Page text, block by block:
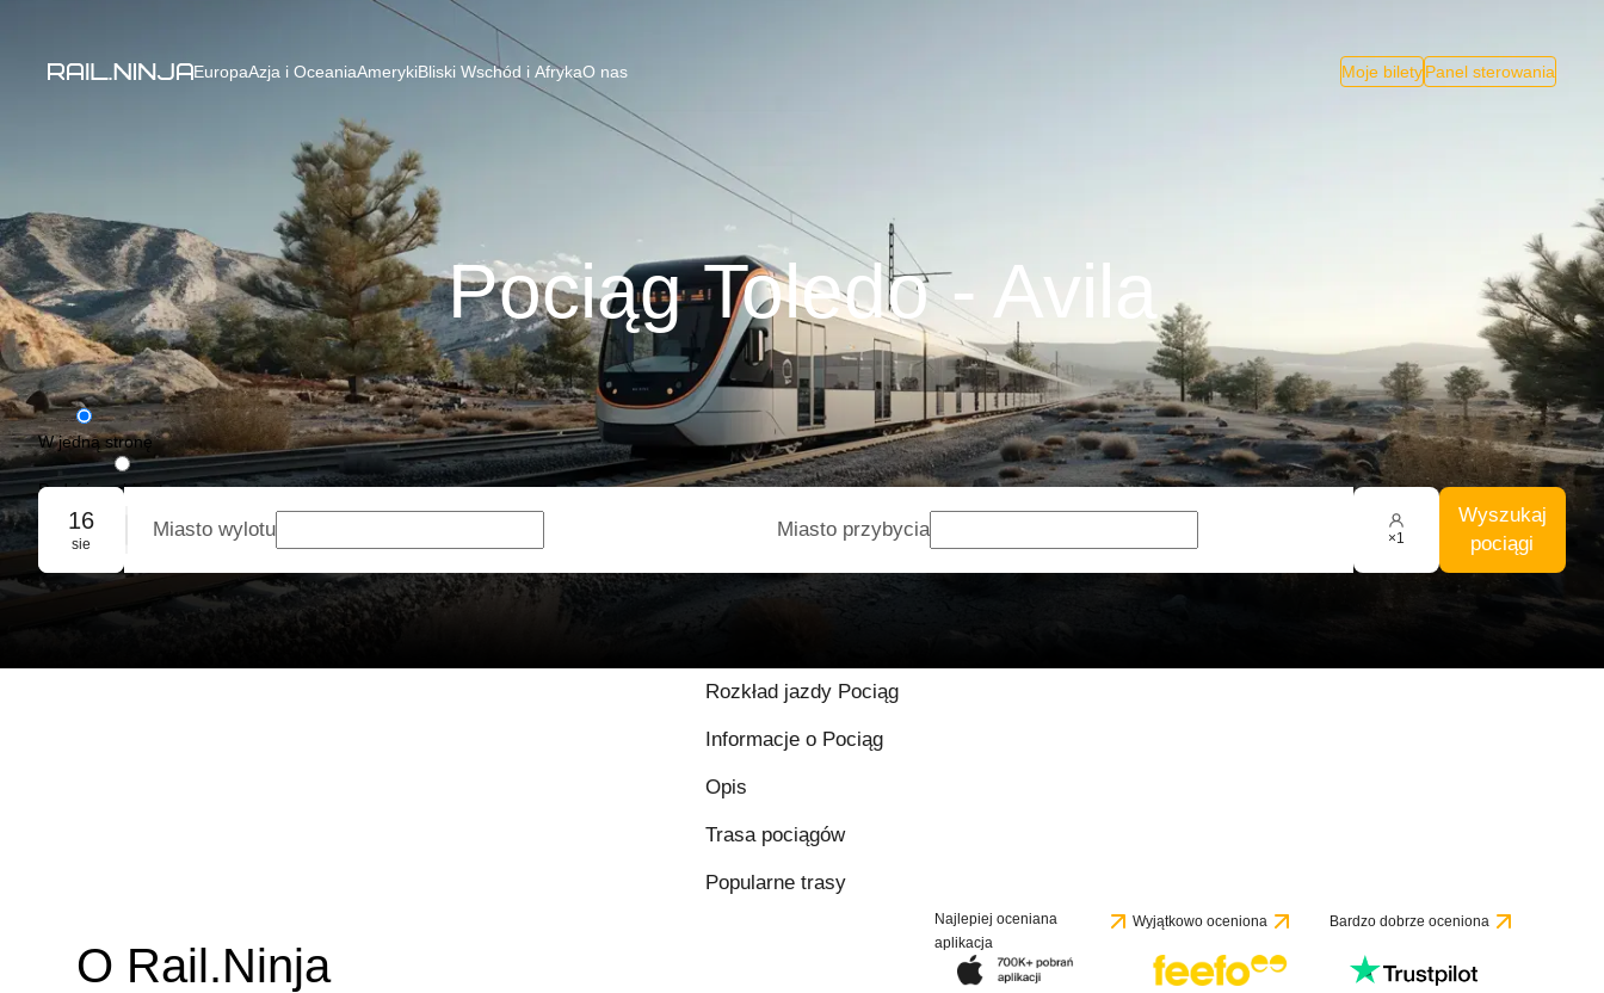
EuropaAzja i OceaniaAmerykiBliski Wschód i AfrykaO nas Moje biletyPanel sterowania
Pociąg Toledo - Avila
W jedną stronę
Podróż w obie strony
Rezerwacja grupowa
16
sie
Miasto wylotu Miasto przybycia ×1
Wyszukaj
pociągi
Rozkład jazdy Pociąg
Informacje o Pociąg
Opis
Trasa pociągów
Popularne trasy
O Rail.Ninja
Najlepiej oceniana
aplikacja
Wyjątkowo oceniona Bardzo dobrze oceniona